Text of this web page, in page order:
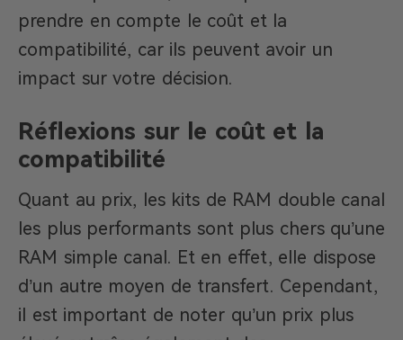
prendre en compte le coût et la
compatibilité, car ils peuvent avoir un
impact sur votre décision.
Réflexions sur le coût et la
compatibilité
Quant au prix, les kits de RAM double canal
les plus performants sont plus chers qu’une
RAM simple canal. Et en effet, elle dispose
d’un autre moyen de transfert. Cependant,
il est important de noter qu’un prix plus